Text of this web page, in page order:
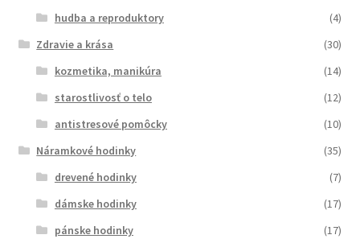
hudba a reproduktory
(4)
Zdravie a krása
(30)
kozmetika, manikúra
(14)
starostlivosť o telo
(12)
antistresové pomôcky
(10)
Náramkové hodinky
(35)
drevené hodinky
(7)
dámske hodinky
(17)
pánske hodinky
(17)